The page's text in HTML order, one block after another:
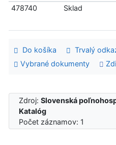
478740
Sklad
Do košíka Trvalý
Vybrané dokumenty
Zdroj:Slovenská
Katalóg
Počet záznamov: 1